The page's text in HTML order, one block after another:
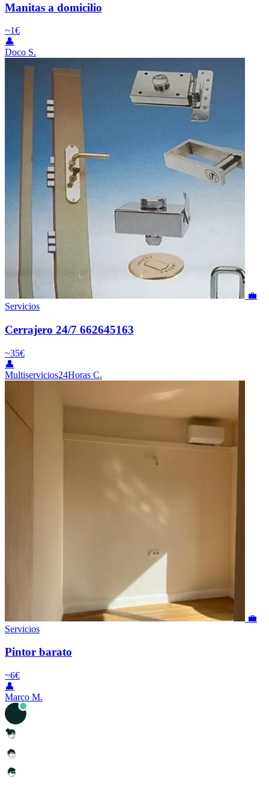
Manitas a domicilio
~1€
👤
Doco S.
💼
Servicios
Cerrajero 24/7 662645163
~35€
👤
Multiservicios24Horas C.
💼
Servicios
Pintor barato
~6€
👤
Marco M.